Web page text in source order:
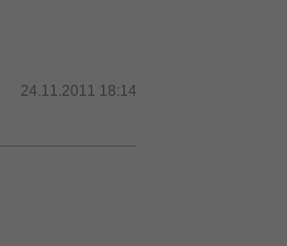
24.11.2011 18:14